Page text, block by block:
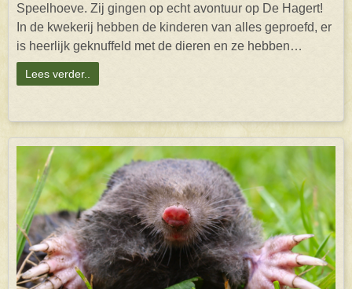
Speelhoeve. Zij gingen op echt avontuur op De Hagert!
In de kwekerij hebben de kinderen van alles geproefd, er
is heerlijk geknuffeld met de dieren en ze hebben…
Lees verder..